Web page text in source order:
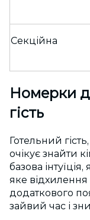
Секційна
Номерки
гість
Готельний
очікує знайти
базова
яке відхилення
додаткового
зайвий час і